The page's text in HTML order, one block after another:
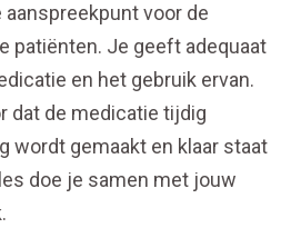
voor de
patiënten. Je geeft adequaat
en het gebruik ervan.
dat de medicatie tijdig
wordt gemaakt en klaar staat
doe je samen met jouw